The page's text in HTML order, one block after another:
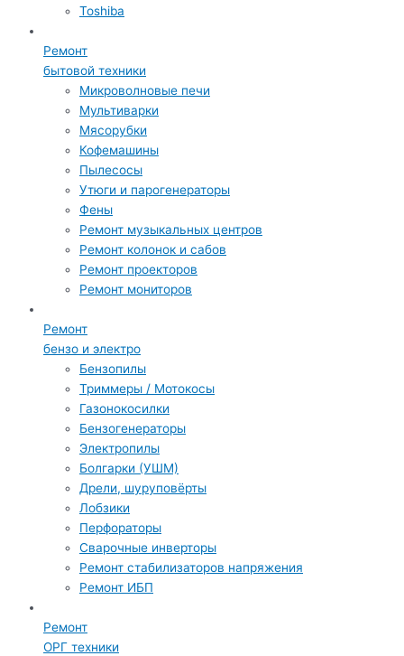
Toshiba
Ремонт
бытовой техники
Микроволновые печи
Мультиварки
Мясорубки
Кофемашины
Пылесосы
Утюги и парогенераторы
Фены
Ремонт музыкальных центров
Ремонт колонок и сабов
Ремонт проекторов
Ремонт мониторов
Ремонт
бензо и электро
Бензопилы
Триммеры / Мотокосы
Газонокосилки
Бензогенераторы
Электропилы
Болгарки (УШМ)
Дрели, шуруповёрты
Лобзики
Перфораторы
Сварочные инверторы
Ремонт стабилизаторов напряжения
Ремонт ИБП
Ремонт
ОРГ техники